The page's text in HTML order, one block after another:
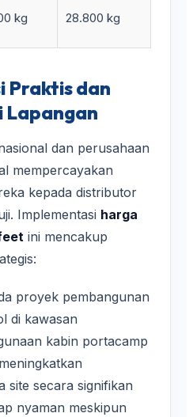
kg 28.800 kg
Praktis dan
Lapangan
dan perusahaan
mempercayakan
kepada distributor
Implementasi harga
ini mencakup
proyek pembangunan
di kawasan
kabin portacamp
site secara signifikan
nyaman meskipun